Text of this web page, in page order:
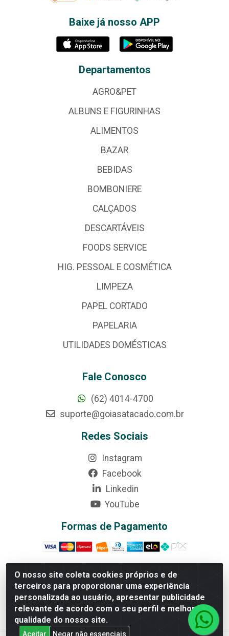
O nosso site coleta cookies próprios e de
terceiros para proporcionar uma experiência
personalizada ao usuário, apresentar publicidade
relevante de acordo com o seu perfil e melhorar a
qualidade do nosso site.
Aceitar Negar não essenciais
Baixe já nosso APP
Departamentos
AGRO&PET
ALBUNS E FIGURINHAS
ALIMENTOS
BAZAR
BEBIDAS
BOMBONIERE
CALÇADOS
DESCARTÁVEIS
FOODS SERVICE
HIG. PESSOAL E COSMÉTICA
LIMPEZA
PAPEL CORTADO
PAPELARIA
UTILIDADES DOMÉSTICAS
Fale Conosco
(62) 4014-4700
suporte@goiasatacado.com.br
Redes Sociais
Instagram
Facebook
Linkedin
YouTube
Formas de Pagamento
Rede Brasil - Avenida Universitária, nº 3860, Jardim das
Américas II Etapa - Anápolis/GO - CEP 75070-415 -
CNPJ 07.728.073/0002-24